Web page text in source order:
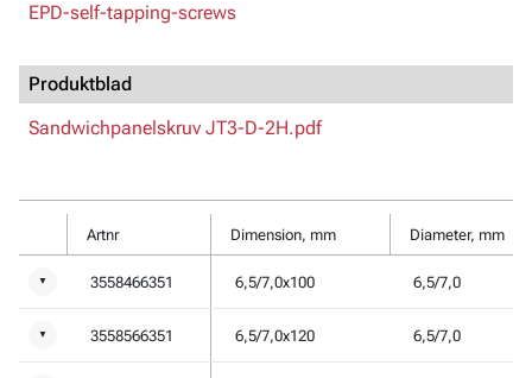
EPD-self-tapping-screws
Produktblad
Sandwichpanelskruv JT3-D-2H.pdf
Artnr Dimension, mm Diameter, mm
▼ 3558466351 6,5/7,0x100 6,5/7,0
▼ 3558566351 6,5/7,0x120 6,5/7,0